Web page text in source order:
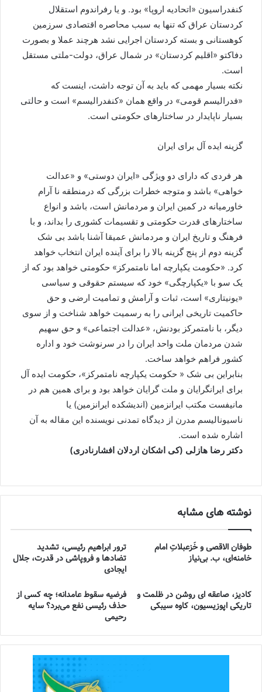
کنفدراسیون «اتحادیه اروپا» بود. و یا رفراندوم استقلال
کردستان عراق که تنها به سبب محاصره اقتصادی سرزمین
کوهستانی و بسته کردستان اجرایی نشد هرچند عملا و بصورت
دفاکتو «اقلیم کردستان» در شمال عراق، دولت-ملتی مستقل
است.
نکته بسیار مهمی که باید به آن توجه داشت، اینست که
«فدرالیسم قومی» در واقع همان «کنفدرالیسم» است و حالتی
بسیار ناپایدار در ساختارهای حکومتی است.
گزینه ایده آل برای ایران
هر فردی که دارای دو ویژگی «ایران دوستی» و «عدالت
خواهی» باشد و متوجه خطرات بزرگی که درمنطقه نا آرام
خاورمیانه در کمین ایران و مردمانش است، باشد و انواع
ساختارهای قدرت حکومتی و تقسیمات کشوری را بداند، و با
فرهنگ و تاریخ ایران و مردمانش عمیقا آشنا باشد بی شک
گزینه دوم از پنج گزینه بالا را برای آینده ایران انتخاب خواهد
کرد. «حکومت یکپارچه اما نامتمرکز» حکومتی خواهد بود که از
یک سو با «یکپارچگی» خود که سیستم حقوقی و سیاسی
«یونیتاری» است، ثبات و آرامش و تمامیت ارضی و حق
حاکمیت تاریخی ایرانی را به رسمیت خواهد شناخت و از سوی
دیگر، با نامتمرکز بودنش، «عدالت اجتماعی» و حق سهیم
شدن مردمان ملت واحد ایران را در سرنوشت خود و اداره
کشور فراهم خواهد ساخت.
بنابراین بی شک « حکومت یکپارچه نامتمرکز»، حکومت ایده آل
برای ایرانگرایان و ملت گرایان خواهد بود و برای همین هم در
مانیفست مکتب ایرانزمین (اندیشکده ایرانزمین) یا
ناسیونالیسم مدرن از دیدگاه تمدنی نویسنده این مقاله به آن
اشاره شده است.
دکتر رضا هازلی (کی اشکان اردلان افشارنادری)
نوشته های مشابه
طوفان الاقصی و خُزعبلاتِ امام
خامنه‌ای، ب. بی‌نیاز
ترور ابراهیم رئیسی، تشدید
تضادها و فروپاشی در قدرت، جلال
ایجادی
کادیز، صاعقه ای روشن در ظلمت و
تاریکی اپوزیسیون، کاوه سیبکی
فرضیه سقوط عامدانه؛ چه کسی از
حذف رئیسی نفع می‌برد؟ سایه
رحیمی